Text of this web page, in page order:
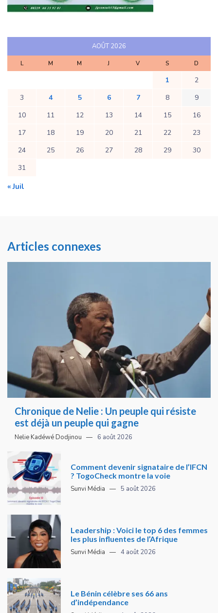
AOÛT 2026
L M M J V S D
1
2
3
4 5 6 7 8
9
10
11 12 13 14 15
16
17
18 19 20 21 22
23
24
25 26 27 28 29
30
31
« Juil
Articles connexes
Chronique de Nelie : Un peuple qui résiste
est déjà un peuple qui gagne
Nelie Kadéwé Dodjinou 6 août 2026
Comment devenir signataire de l’IFCN
? TogoCheck montre la voie
Sunvi Média 5 août 2026
Leadership : Voici le top 6 des femmes
les plus influentes de l’Afrique
Sunvi Média 4 août 2026
Le Bénin célèbre ses 66 ans
d’indépendance